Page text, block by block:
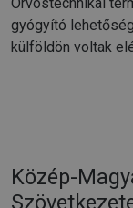
gyógyító
külföldön voltak
Közép-